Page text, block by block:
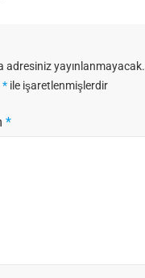
adresiniz yayınlanmayacak.
* ile işaretlenmişlerdir
*